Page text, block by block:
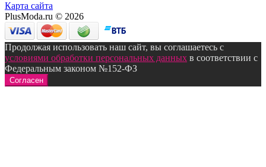
Карта сайта
PlusModa.ru © 2026
Продолжая использовать наш сайт, вы соглашаетесь с
условиями обработки персональных данных в соответствии с
Федеральным законом №152-ФЗ
Согласен